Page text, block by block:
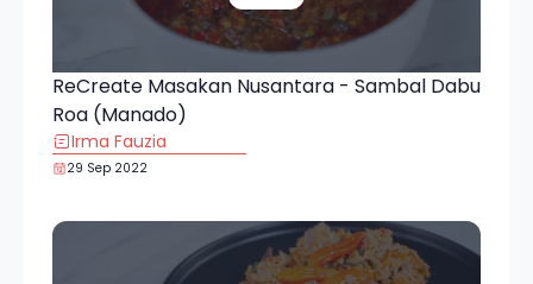
ReCreate Masakan Nusantara - Sambal Dabu
Roa (Manado)
Irma Fauzia
29 Sep 2022